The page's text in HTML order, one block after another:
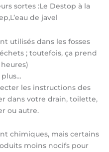
sortes :Le Destop à la
de javel
utilisés dans les fosses
; toutefois, ça prend
les instructions des
dans votre drain, toilette,
ou autre.
chimiques, mais certains
moins nocifs pour